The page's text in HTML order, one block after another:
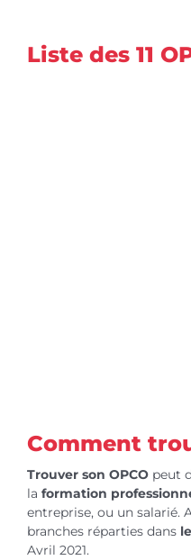
Liste des 11
Comment
Trouver son OPCOpeut
la formation
entreprise, ou un salarié.
branches réparties dans
Avril 2021.